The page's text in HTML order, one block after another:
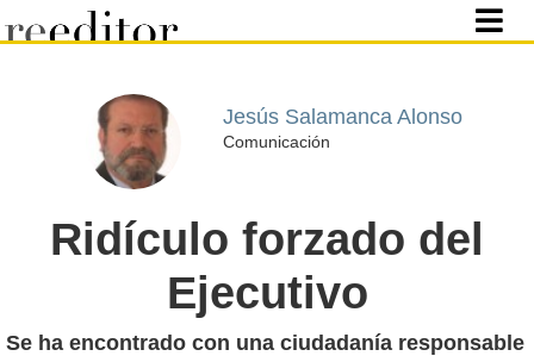
Jesús Salamanca Alonso
Comunicación
Ridículo forzado del
Ejecutivo
Se ha encontrado con una ciudadanía responsable